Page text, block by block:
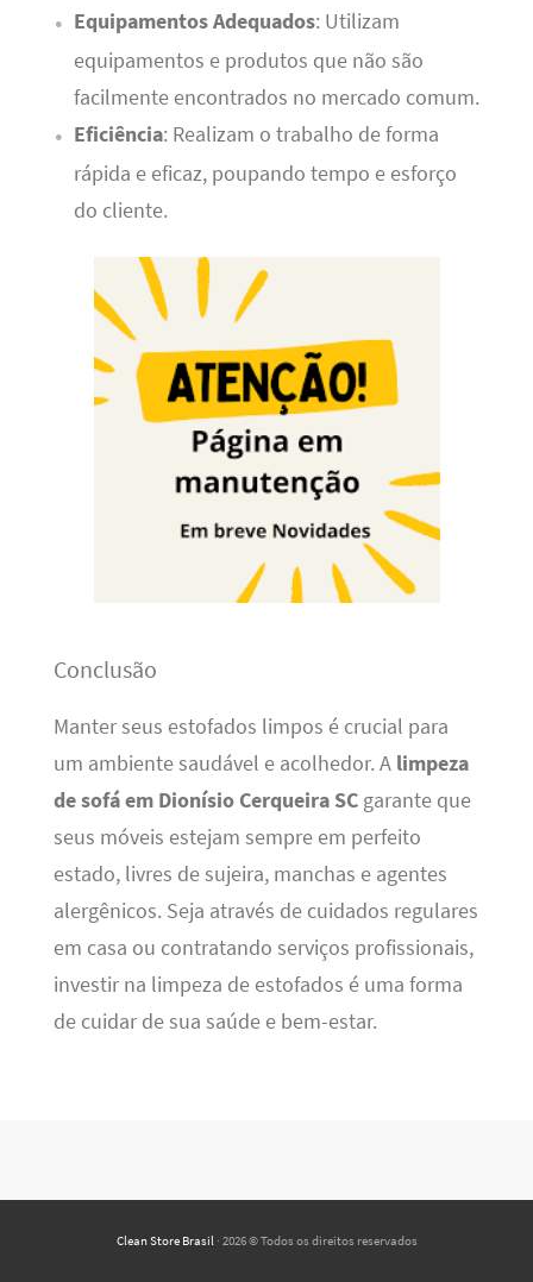
Equipamentos Adequados: Utilizam
equipamentos e produtos que não são
facilmente encontrados no mercado comum.
Eficiência: Realizam o trabalho de forma
rápida e eficaz, poupando tempo e esforço
do cliente.
Conclusão
Manter seus estofados limpos é crucial para
um ambiente saudável e acolhedor. A limpeza
de sofá em Dionísio Cerqueira SCgarante que
seus móveis estejam sempre em perfeito
estado, livres de sujeira, manchas e agentes
alergênicos. Seja através de cuidados regulares
em casa ou contratando serviços profissionais,
investir na limpeza de estofados é uma forma
de cuidar de sua saúde e bem-estar.
Clean Store Brasil · 2026 © Todos os direitos reservados